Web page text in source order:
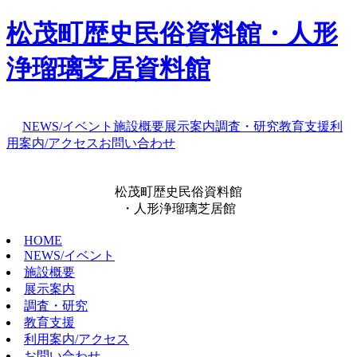
松茂町歴史民俗資料館・人形
浄瑠璃芝居資料館
NEWS/イベント 施設概要展示案内調査・研究教育支援利
用案内/アクセスお問い合わせ
松茂町歴史民俗資料館
・人形浄瑠璃芝居館
HOME
NEWS/イベント
施設概要
展示案内
調査・研究
教育支援
利用案内/アクセス